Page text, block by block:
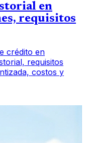
en
requisitos
crédito en
requisitos
costos y